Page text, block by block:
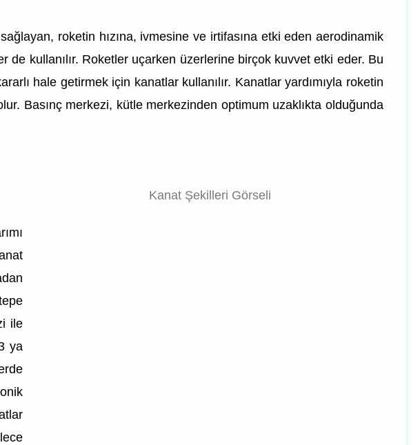
roketin hızına, ivmesine ve irtifasına etki eden aerodinamik
de kullanılır. Roketler uçarken üzerlerine birçok kuvvet etki eder. Bu
hale getirmek için kanatlar kullanılır. Kanatlar yardımıyla roketin
Basınç merkezi, kütle merkezinden optimum uzaklıkta olduğunda
ile
ya
Kanat Şekilleri Görseli